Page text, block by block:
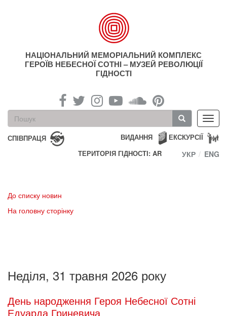
НАЦІОНАЛЬНИЙ МЕМОРІАЛЬНИЙ КОМПЛЕКС
ГЕРОЇВ НЕБЕСНОЇ СОТНІ – МУЗЕЙ РЕВОЛЮЦІЇ
ГІДНОСТІ
Пошукова
форма
Пошук
СПІВПРАЦЯ ЕКСКУРСІЇ
ВИДАННЯ
ТЕРИТОРІЯ ГІДНОСТІ: AR
УКР ENG
До списку новин
На головну сторінку
Неділя, 31 травня 2026 року
День народження Героя Небесної Сотні
Едуарда Гриневича